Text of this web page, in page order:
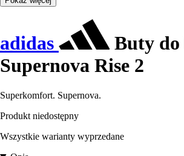
adidas
Buty do
Supernova Rise 2
Superkomfort. Supernova.
Produkt niedostępny
Wszystkie warianty wyprzedane